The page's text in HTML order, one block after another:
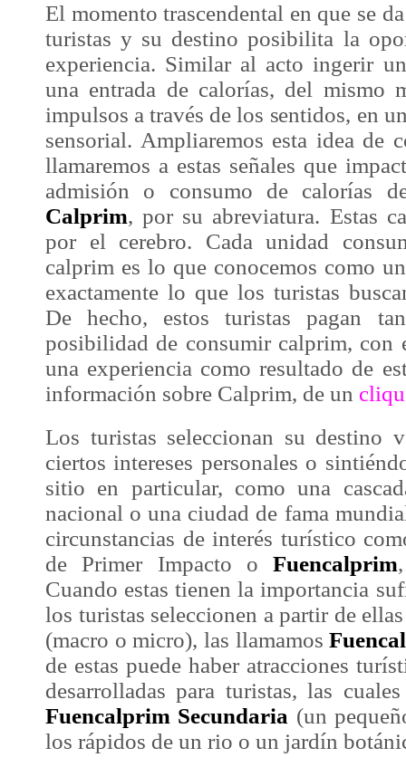
El momento trascendental en que se
turistas y su destino posibilita la
experiencia. Similar al acto ingerir
una entrada de calorías, del mismo
impulsos a través de los sentidos, en
sensorial. Ampliaremos esta idea de
llamaremos a estas señales que
admisión o consumo de calorías
Calprim, por su abreviatura. Estas
por el cerebro. Cada unidad
calprim es lo que conocemos como
exactamente lo que los turistas
De hecho, estos turistas pagan
posibilidad de consumir calprim, con
una experiencia como resultado de
información sobre Calprim, de un
Los turistas seleccionan su destino
ciertos intereses personales o
sitio en particular, como una
nacional o una ciudad de fama
circunstancias de interés turístico
de Primer Impacto oFuencalprim
Cuando estas tienen la importancia
los turistas seleccionen a partir de
(macro o micro), las llamamos
de estas puede haber atracciones
desarrolladas para turistas, las
Fuencalprim Secundaria (un
los rápidos de un rio o un jardín